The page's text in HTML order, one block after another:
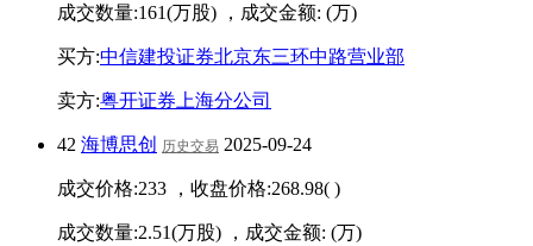
成交数量:161(万股) ，成交金额: (万)
买方:中信建投证券北京东三环中路营业部
卖方:粤开证券上海分公司
42 海博思创 历史交易 2025-09-24
成交价格:233 ，收盘价格:268.98( )
成交数量:2.51(万股) ，成交金额: (万)